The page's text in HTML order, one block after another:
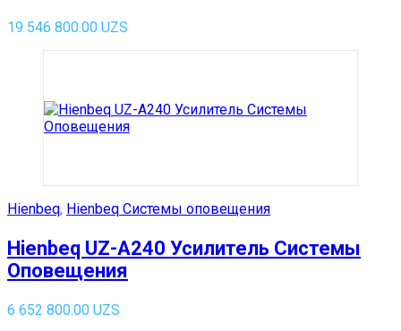
19 546 800.00 UZS
Hienbeq, Hienbeq Системы оповещения
Hienbeq UZ-A240 Усилитель Системы
Оповещения
6 652 800.00 UZS